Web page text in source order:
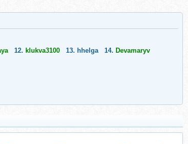
12. klukva3100 13. hhelga 14. Devamaryv